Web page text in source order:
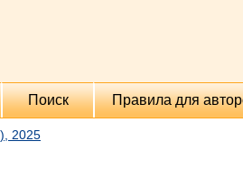
Поиск Правила для
2025